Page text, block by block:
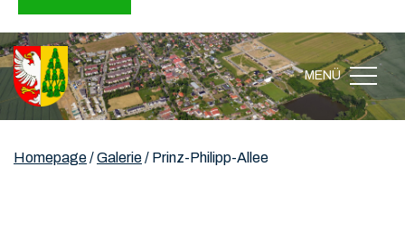
MENÜ
Homepage/Galerie/ Prinz-Philipp-Allee